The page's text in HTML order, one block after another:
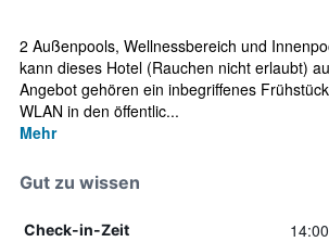
2 Außenpools, Wellnessbereich und
kann dieses Hotel (Rauchen nicht erlaubt)
Angebot gehören ein inbegriffenes
WLAN in den öffentlic...
Mehr
Gut zu wissen
Check-in-Zeit 14:00